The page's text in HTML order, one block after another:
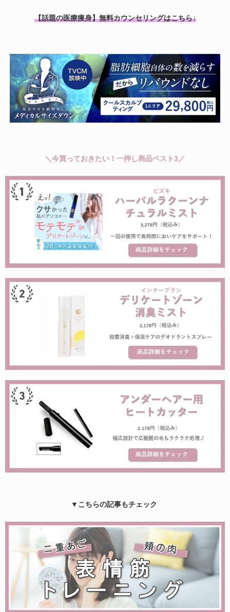
【話題の医療痩身】無料カウンセリングはこちら↓
＼今買っておきたい！一押し商品ベスト3／
▼こちらの記事もチェック